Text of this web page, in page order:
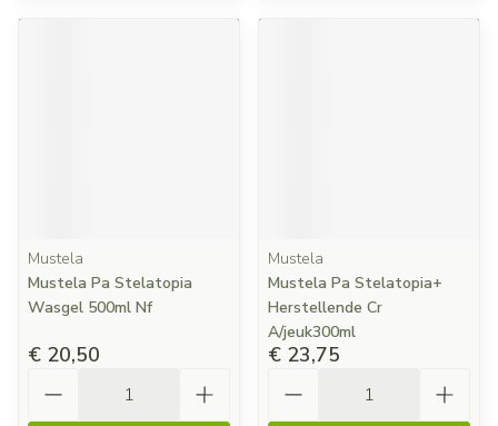
Mustela
Mustela Pa Stelatopia
Wasgel 500ml Nf
€ 20,50
Mustela
Mustela Pa Stelatopia+
Herstellende Cr
A/jeuk300ml
€ 23,75